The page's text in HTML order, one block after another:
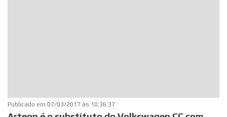
Publicado em 07/03/2017 às 10:36:37